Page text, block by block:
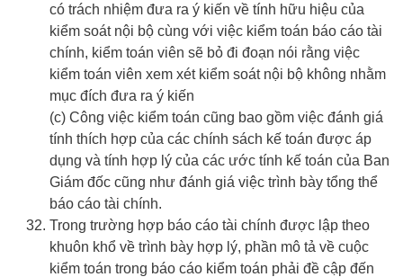
có trách nhiệm đưa ra ý kiến về tính hữu hiệu của
kiểm soát nội bộ cùng với việc kiểm toán báo cáo tài
chính, kiểm toán viên sẽ bỏ đi đoạn nói rằng việc
kiểm toán viên xem xét kiểm soát nội bộ không nhằm
mục đích đưa ra ý kiến
(c) Công việc kiểm toán cũng bao gồm việc đánh giá
tính thích hợp của các chính sách kế toán được áp
dụng và tính hợp lý của các ước tính kế toán của Ban
Giám đốc cũng như đánh giá việc trình bày tổng thể
báo cáo tài chính.
Trong trường hợp báo cáo tài chính được lập theo
khuôn khổ về trình bày hợp lý, phần mô tả về cuộc
kiểm toán trong báo cáo kiểm toán phải đề cập đến